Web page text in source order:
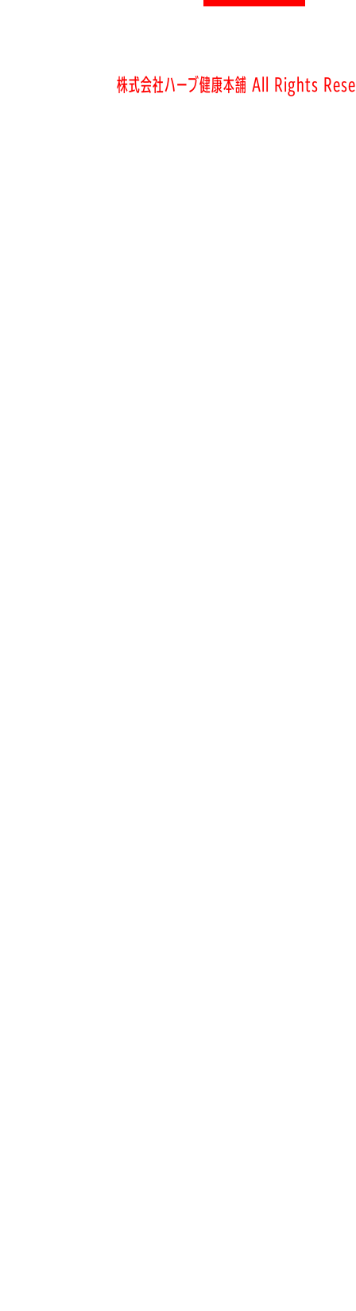
株式会社ハーブ健康本舗 All Rights